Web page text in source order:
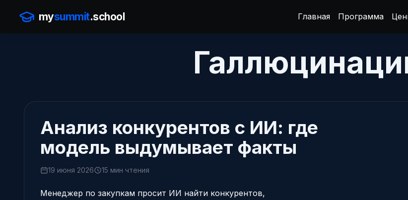
mysummit.school Главная Программа
Анализ конкурентов с ИИ: где
модель выдумывает факты
19 июня 2026 15 мин чтения
Менеджер по закупкам просит ИИ найти конкурентов,